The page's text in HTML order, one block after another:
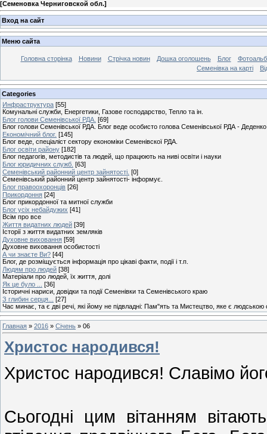
[Семеновка Черниговской обл.]
Вход на сайт
Меню сайта
Головна сторінка Новини Стрічка новин Дошка оголошень Блог
Семенівка на карті
Categories
Инфраструктура [55]
Комунальні служби, Енергетики, Газове господарство, Тепло та ін.
Блог голови Семенівської РДА. [69]
Блог голови Семенівської РДА. Блог веде особисто голова Семенівської РДА -
Економічний блог. [145]
Блог веде, спеціаліст сектору економіки Семенівскої РДА.
Блог освіти району [182]
Блог педагогів, методистів та людей, що працюють на ниві освіти і науки
Блог юридичних служб. [63]
Семенівський районний центр зайнятості. [0]
Семенівський районний центр зайнятості- інформує.
Блог правоохоронців [26]
Прикордоння [24]
Блог прикордонної та митної служби
Блог усіх небайдужих [41]
Всім про все
Життя видатних людей [39]
Історії з життя видатних земляків
Духовне виховання [59]
Духовне виховання особистості
А чи знаєте Ви? [44]
Блог, де розміщується інформація про цікаві факти, події і т.п.
Людям про людей [38]
Матеріали про людей, їх життя, долі
Як це було ...
[36]
Історичні нариси, довідки та події Семенівки та Семенівського краю
З глибин серця...
[27]
Час минає, та є дві речі, які йому не підвладні: Пам"ять та Мистецтво, яке є
Главная » 2016 » Січень » 06
Христос народився!
Христос народився! Славімо
Сьогодні цим вітанням